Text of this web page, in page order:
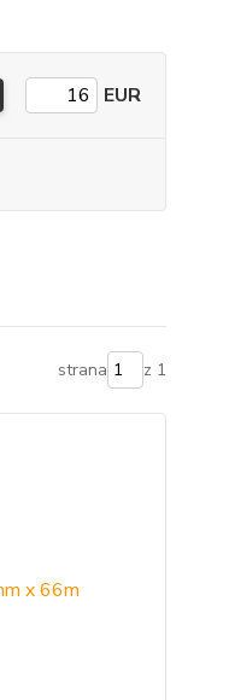
EUR
strana z 1